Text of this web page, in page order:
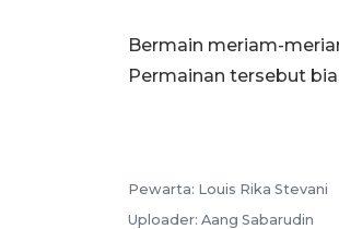
Bermain meriam-
Permainan tersebut
Pewarta: Louis Rika Stevani
Uploader: Aang Sabarudin